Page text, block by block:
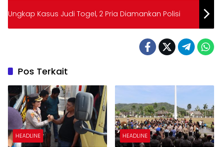
Ungkap Kasus Judi Togel, 2 Pria Diamankan Polisi
Pos Terkait
HEADLINE HEADLINE